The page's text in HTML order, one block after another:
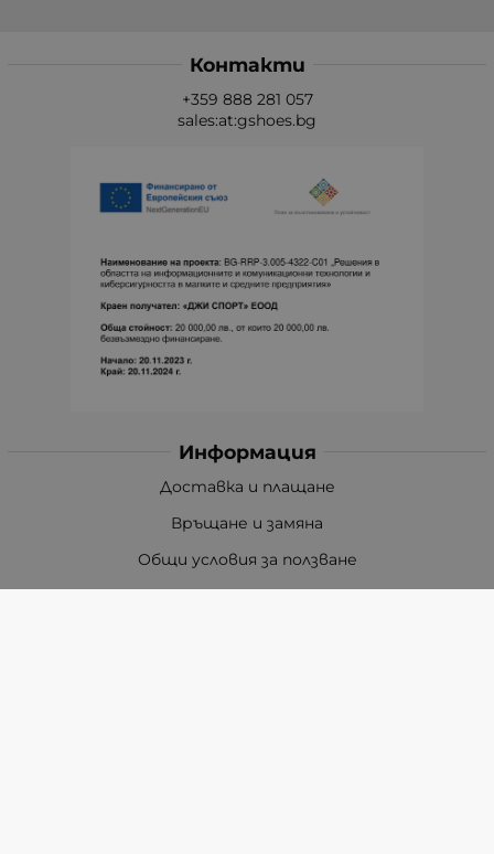
Информация
Доставка и плащане
Връщане и замяна
Общи условия за ползване
Контакти
+359 888 281 057
sales:at:gshoes.bg